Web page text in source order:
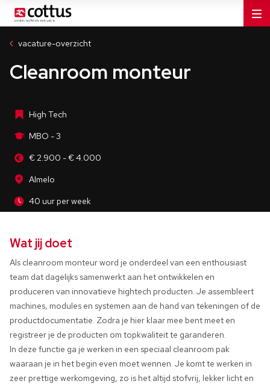
vacature-overzicht
Cleanroom monteur
High Tech
MBO - 3
€ 2.900 - € 4.000
Almelo
40 uur per week
MBO - 3
Almelo
40 uur per week
Wat jij doet
Als cleanroom monteur word je onderdeel van een enthousiast
team dat dagelijks samenwerkt aan het ontwikkelen en
produceren van innovatieve hightech producten. Je assembleert
machines, modules en systemen aan de hand van tekeningen of de
productdocumentatie. Zodra je hier klaar mee bent meet en
registreer je de producten om topkwaliteit te garanderen.
In deze functie ga je werken in een speciaal cleanroom pak
waaraan je in het begin even moet wennen. Je komt te werken in
zeer prettige werkomgeving, zo is het altijd stofvrij, lekker licht en